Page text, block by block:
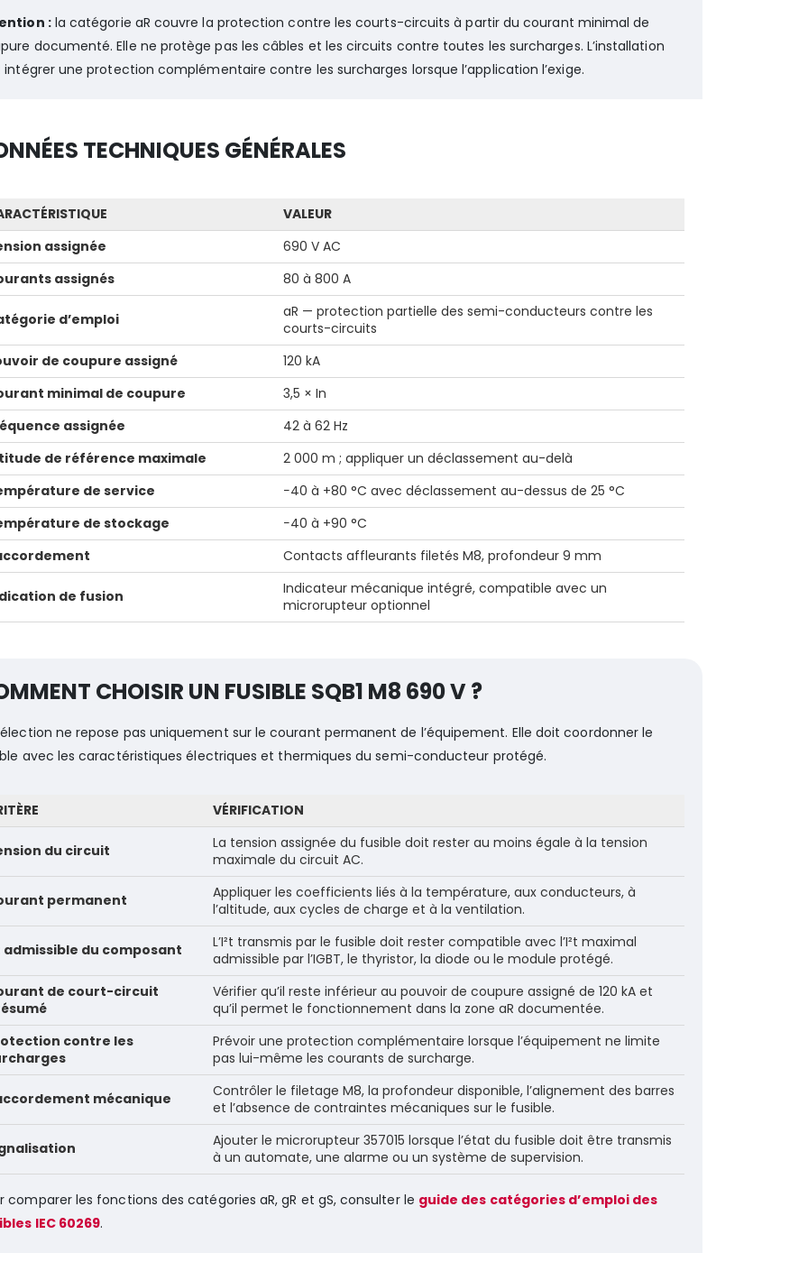
:la catégorie aR couvre la protection contre les courts-circuits à partir du courant minimal de
documenté. Elle ne protège pas les câbles et les circuits contre toutes les surcharges. L’installation
intégrer une protection complémentaire contre les surcharges lorsque l’application l’exige.
TECHNIQUES GÉNÉRALES
VALEUR
assignée
690 V AC
assignés
80 à 800 A
d’emploi
aR — protection partielle des semi-conducteurs contre les
courts-circuits
de coupure assigné
120 kA
minimal de coupure
3,5 × In
assignée
42 à 62 Hz
de référence maximale
2 000 m ; appliquer un déclassement au-delà
de service
−40 à +80 °C avec déclassement au-dessus de 25 °C
de stockage
−40 à +90 °C
Contacts affleurants filetés M8, profondeur 9 mm
de fusion
Indicateur mécanique intégré, compatible avec un
microrupteur optionnel
CHOISIR UN FUSIBLE SQB1 M8 690 V ?
ne repose pas uniquement sur le courant permanent de l’équipement. Elle doit coordonner le
avec les caractéristiques électriques et thermiques du semi-conducteur protégé.
VÉRIFICATION
du circuit
La tension assignée du fusible doit rester au moins égale à la tension
maximale du circuit AC.
permanent
Appliquer les coefficients liés à la température, aux conducteurs, à
l’altitude, aux cycles de charge et à la ventilation.
admissible du composant
L’I²t transmis par le fusible doit rester compatible avec l’I²t maximal
admissible par l’IGBT, le thyristor, la diode ou le module protégé.
de court-circuit
Vérifier qu’il reste inférieur au pouvoir de coupure assigné de 120 kA et
qu’il permet le fonctionnement dans la zone aR documentée.
contre les
Prévoir une protection complémentaire lorsque l’équipement ne limite
pas lui-même les courants de surcharge.
mécanique
Contrôler le filetage M8, la profondeur disponible, l’alignement des barres
et l’absence de contraintes mécaniques sur le fusible.
Ajouter le microrupteur 357015 lorsque l’état du fusible doit être transmis
à un automate, une alarme ou un système de supervision.
comparer les fonctions des catégories aR, gR et gS, consulter le guide des catégories d’emploi des
IEC 60269.